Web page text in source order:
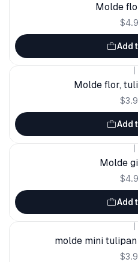
Molde
Add
Molde flor,
Add
Molde
Add
molde mini